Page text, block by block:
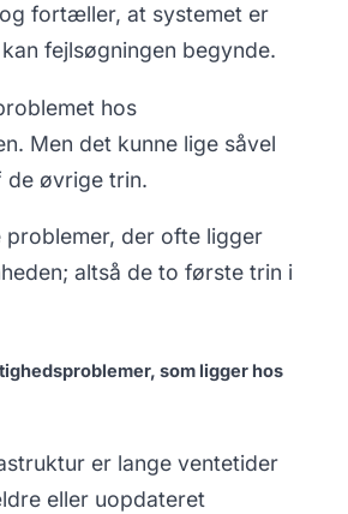
fortæller, at systemet er
fejlsøgningen begynde.
hos
Men det kunne lige såvel
de øvrige trin.
problemer, der ofte ligger
altså de to første trin i
som ligger hos
er lange ventetider
eller uopdateret